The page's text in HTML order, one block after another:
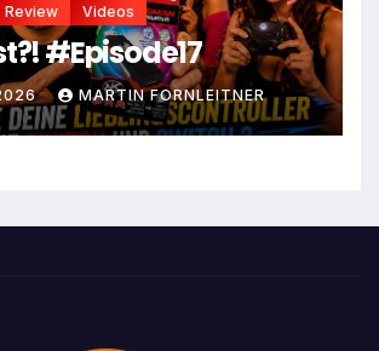
Review Videos
#Episode17
MARTIN FORNLEITNER